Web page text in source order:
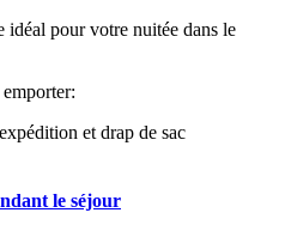
idéal pour votre nuitée dans le
et drap de sac
le séjour